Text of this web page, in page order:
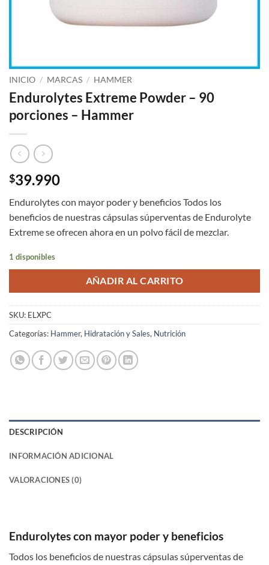
INICIO / MARCAS / HAMMER
Endurolytes Extreme Powder – 90
porciones – Hammer
$39.990
Endurolytes con mayor poder y beneficios Todos los
beneficios de nuestras cápsulas súperventas de Endurolyte
Extreme se ofrecen ahora en un polvo fácil de mezclar.
1 disponibles
AÑADIR AL CARRITO
SKU: ELXPC
Categorías: Hammer, Hidratación y Sales, Nutrición
DESCRIPCIÓN
INFORMACIÓN ADICIONAL
VALORACIONES (0)
Endurolytes con mayor poder y beneficios
Todos los beneficios de nuestras cápsulas súperventas de